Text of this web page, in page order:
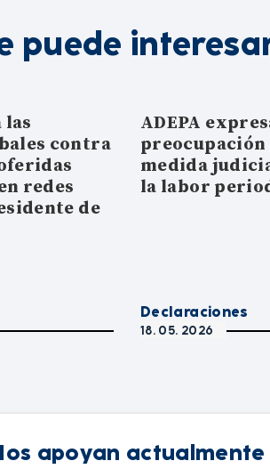
puede
las
contra
redes
de
ADEPA
preocupación
medida
la labor
Declaraciones
18. 05. 2026
apoyan actualmente